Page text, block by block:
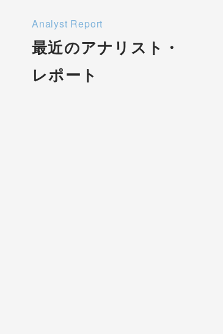
Analyst Report
最近のアナリスト・
レポート